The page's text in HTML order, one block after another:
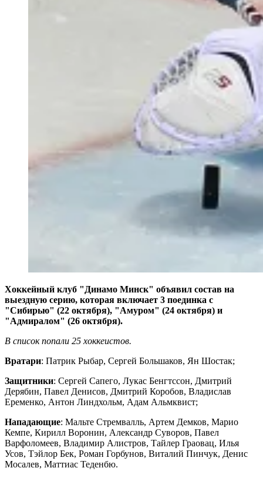
Хоккейный клуб "Динамо Минск" объявил состав на
выездную серию, которая включает 3 поединка с
"Сибирью" (22 октября), "Амуром" (24 октября) и
"Адмиралом" (26 октября).
В список попали 25 хоккеистов.
Вратари: Патрик Рыбар, Сергей Большаков, Ян Шостак;
Защитники: Сергей Сапего, Лукас Бенгтссон, Дмитрий
Дерябин, Павел Денисов, Дмитрий Коробов, Владислав
Еременко, Антон Линдхольм, Адам Альмквист;
Нападающие: Мальте Стремвалль, Артем Демков, Марио
Кемпе, Кирилл Воронин, Александр Суворов, Павел
Варфоломеев, Владимир Алистров, Тайлер Граовац, Илья
Усов, Тэйлор Бек, Роман Горбунов, Виталий Пинчук, Денис
Мосалев, Маттиас Теденбю.